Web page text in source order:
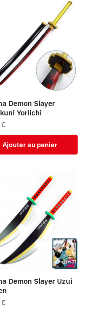
Demon Slayer
Yoriichi
€
Ajouter au panier
Demon Slayer Uzui
€